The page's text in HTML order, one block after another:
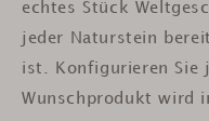
echtes Stück
jeder Naturstein
ist.
Konfigurieren
Wunschprodukt wird